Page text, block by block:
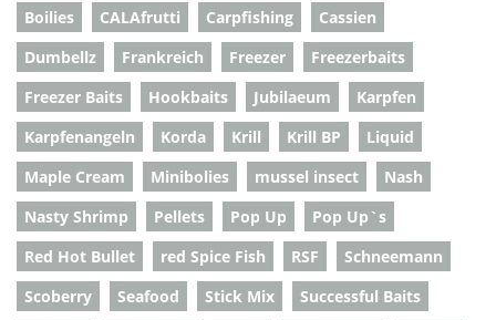
Boilies
CALAfrutti Carpfishing
Cassien
Dumbellz
Frankreich Freezer
Freezerbaits
Freezer Baits
Hookbaits Jubilaeum
Karpfen
Karpfenangeln
Korda Krill Krill BP
Liquid
Maple Cream
Minibolies mussel insect
Nash
Nasty Shrimp
Pellets Pop Up
Pop Up`s
Red Hot Bullet
red Spice Fish RSF
Schneemann
Scoberry
Seafood Stick Mix
Successful Baits